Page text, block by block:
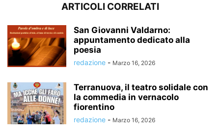
ARTICOLI CORRELATI
San Giovanni Valdarno:
appuntamento dedicato alla
poesia
redazione - Marzo 16, 2026
Terranuova, il teatro solidale con
la commedia in vernacolo
fiorentino
redazione - Marzo 16, 2026